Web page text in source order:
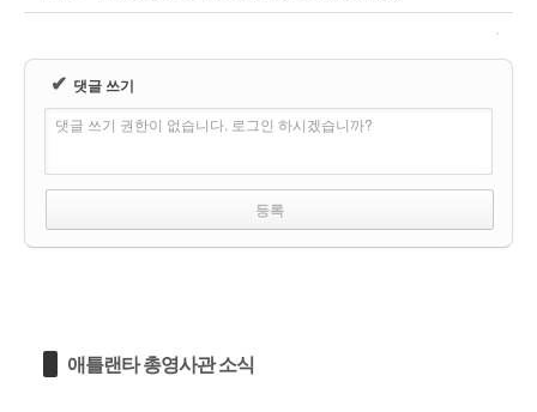
✔ 댓글 쓰기
댓글 쓰기 권한이 없습니다. 로그인 하시겠습니까?
애틀랜타 총영사관 소식